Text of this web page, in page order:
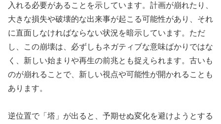
入れる必要があることを示しています。計画が崩れたり、
大きな損失や破壊的な出来事が起こる可能性があり、それ
に直面しなければならない状況を暗示しています。ただ
し、この崩壊は、必ずしもネガティブな意味ばかりではな
く、新しい始まりや再生の前兆とも捉えられます。古いも
のが崩れることで、新しい視点や可能性が開かれることも
あります。
逆位置で「塔」が出ると、予期せぬ変化を避けようとする